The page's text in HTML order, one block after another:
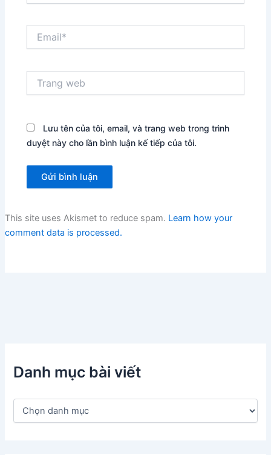
web
Lưu tên của tôi, email, và trang web trong trình
duyệt này cho lần bình luận kế tiếp của tôi.
This site uses Akismet to reduce spam. Learn how your
comment data is processed.
Danh mục bài viết
D